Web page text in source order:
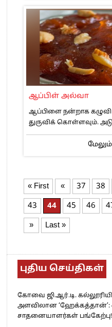
ஆப்பிள் அல்வா
ஆப்பிளை நன்றாக
துருவிக் கொள்ளவும்.
மேலும்
« First « 37 38
43
44 45 46
»
Last »
புதிய செய்திகள்
கோவை ஜி.ஆர்.டி.
அளவிலான ‘ஹேக்கத்தான்’:
சாதனையாளர்கள் பங்கேற்பு!